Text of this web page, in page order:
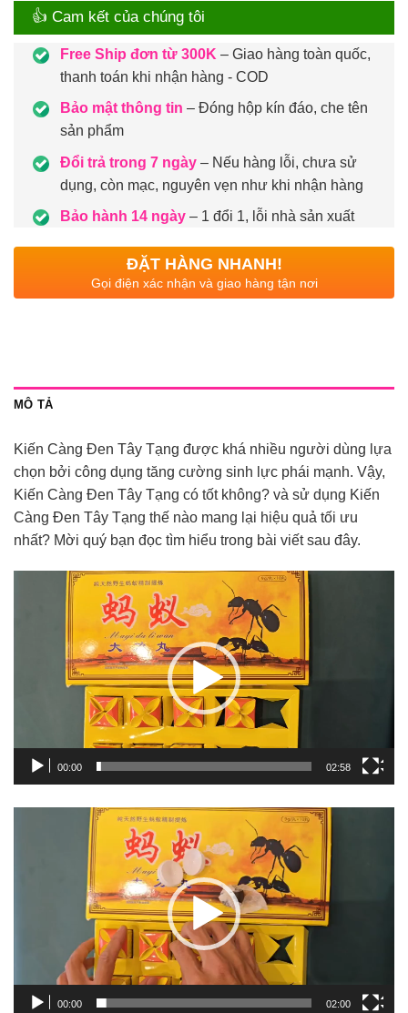
👍 Cam kết của chúng tôi
Free Ship đơn từ 300K – Giao hàng toàn quốc,
thanh toán khi nhận hàng - COD
Bảo mật thông tin – Đóng hộp kín đáo, che tên
sản phẩm
Đổi trả trong 7 ngày– Nếu hàng lỗi, chưa sử
dụng, còn mạc, nguyên vẹn như khi nhận hàng
Bảo hành 14 ngày– 1 đổi 1, lỗi nhà sản xuất
ĐẶT HÀNG NHANH!
Gọi điện xác nhận và giao hàng tận nơi
MÔ TẢ
Kiến Càng Đen Tây Tạng được khá nhiều người dùng lựa
chọn bởi công dụng tăng cường sinh lực phái mạnh. Vậy,
Kiến Càng Đen Tây Tạng có tốt không? và sử dụng Kiến
Càng Đen Tây Tạng thế nào mang lại hiệu quả tối ưu
nhất? Mời quý bạn đọc tìm hiểu trong bài viết sau đây.
Trình
chơi
Video
00:00 02:58
chơi
Video
00:00 02:00